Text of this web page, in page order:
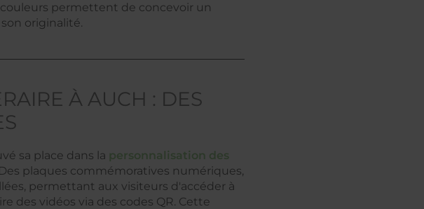
permettent de concevoir un
originalité.
À AUCH : DES
sa place dans la personnalisation des
plaques commémoratives numériques,
permettant aux visiteurs d'accéder à
des vidéos via des codes QR. Cette